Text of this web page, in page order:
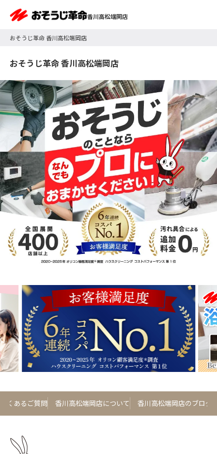
香川高松端岡店
おそうじ革命 香川高松端岡店
おそうじ革命 香川高松端岡店
よくあるご質問 香川高松端岡店について 香川高松端岡店のブログ